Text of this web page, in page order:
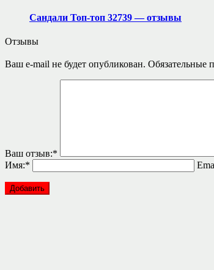
Сандали Топ-топ 32739 — отзывы
Отзывы
Ваш e-mail не будет опубликован. Обязательные
Ваш отзыв:*
Имя:*